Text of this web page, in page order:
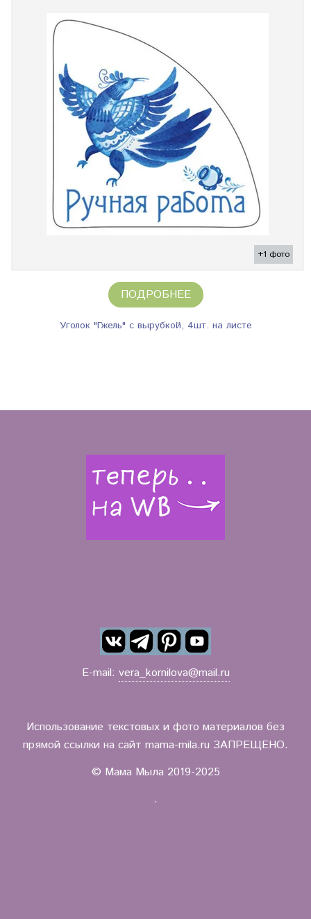
+1 фото
ПОДРОБНЕЕ
Уголок "Гжель" с вырубкой, 4шт. на листе
E-mail: vera_kornilova@mail.ru
Использование текстовых и фото материалов без
прямой ссылки на сайт mama-mila.ru ЗАПРЕЩЕНО.
© Мама Мыла 2019-2025
.